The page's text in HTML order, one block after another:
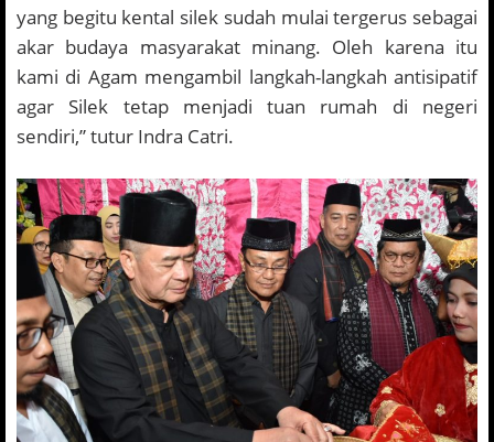
yang begitu kental silek sudah mulai tergerus sebagai
akar budaya masyarakat minang. Oleh karena itu
kami di Agam mengambil langkah-langkah antisipatif
agar Silek tetap menjadi tuan rumah di negeri
sendiri,” tutur Indra Catri.